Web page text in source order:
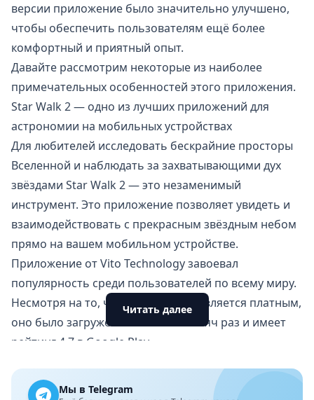
версии приложение было значительно улучшено,
чтобы обеспечить пользователям ещё более
комфортный и приятный опыт.
Давайте рассмотрим некоторые из наиболее
примечательных особенностей этого приложения.
Star Walk 2 — одно из лучших приложений для
астрономии на мобильных устройствах
Для любителей исследовать бескрайние просторы
Вселенной и наблюдать за захватывающими дух
звёздами Star Walk 2 — это незаменимый
инструмент. Это приложение позволяет увидеть и
взаимодействовать с прекрасным звёздным небом
прямо на вашем мобильном устройстве.
Приложение от Vito Technology завоевал
популярность среди пользователей по всему миру.
Несмотря на то, что приложение является платным,
оно было загружено более 500 тысяч раз и имеет
рейтинг 4,7 в Google Play.
Самая мощная функция Star Walk 2 — это
Читать далее
Мы в Telegram